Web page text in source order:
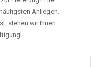
Lieferung? Hier
Anliegen.
stehen wir Ihnen